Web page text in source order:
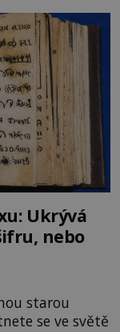
o fascinující
Ukrývá
nebo
starou
se ve světě